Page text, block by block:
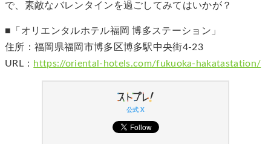
で、素敵なバレンタインを過ごしてみてはいかが？
■「オリエンタルホテル福岡 博多ステーション」
住所：福岡県福岡市博多区博多駅中央街4-23
URL： https://oriental-hotels.com/fukuoka-hakatastation/
公式 X